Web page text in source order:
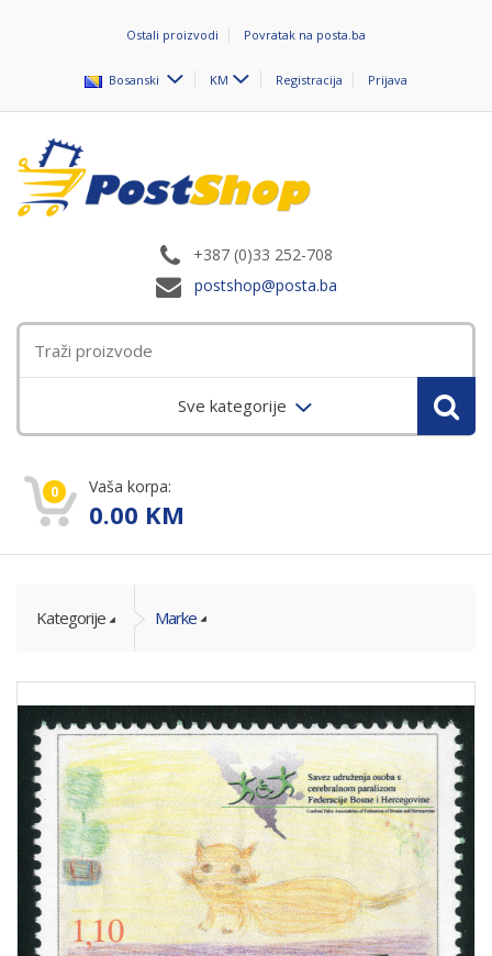
Ostali proizvodi Povratak na posta.ba
Bosanski KM Registracija Prijava
+387 (0)33 252-708
postshop@posta.ba
Sve kategorije
0 Vaša korpa:
0.00 KM
Kategorije Marke